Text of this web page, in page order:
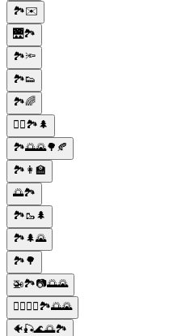
🏞️✉️
🌉🏞️
🏞️🔦
🏞️👟
🏞️🌈
🚶‍♂️🏞️🌲
🏞️🌅🌄🌳🍂
🏞️👩‍🏫
🌅🏞️
🏞️🥾🌲
🏞️🌲🌄
🏞️🌳
🚁🏞️📷🌅🌄
🚣‍♀️🚣‍♂️🏞️🌅🌄
🐠🎣🌊🌅🏞️